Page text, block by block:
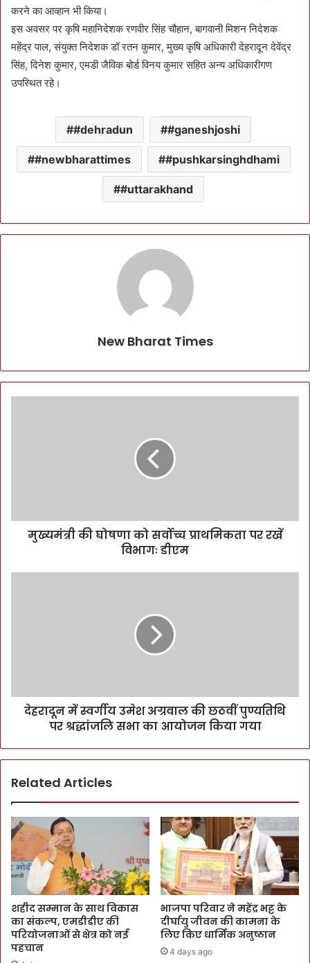
करने का आव्हान भी किया।
इस अवसर पर कृषि महानिदेशक रणवीर सिंह चौहान, बागवानी मिशन निदेशक
महेंद्र पाल, संयुक्त निदेशक डॉ रतन कुमार, मुख्य कृषि अधिकारी देहरादून देवेंद्र
सिंह, दिनेश कुमार, एमडी जैविक बोर्ड विनय कुमार सहित अन्य अधिकारीगण
उपस्थित रहे।
#dehradun #ganeshjoshi
#newbharattimes #pushkarsinghdhami
#uttarakhand
New Bharat Times
मुख्यमंत्री की घोषणा को सर्वोच्च प्राथमिकता पर रखें
विभागः डीएम
देहरादून में स्वर्गीय उमेश अग्रवाल की छठवीं पुण्यतिथि
पर श्रद्धांजलि सभा का आयोजन किया गया
Related Articles
शहीद सम्मान के साथ विकास
का संकल्प, एमडीडीए की
परियोजनाओं से क्षेत्र को नई
पहचान
भाजपा परिवार ने महेंद्र भट्ट के
दीर्घायु जीवन की कामना के
लिए किए धार्मिक अनुष्ठान
4 days ago